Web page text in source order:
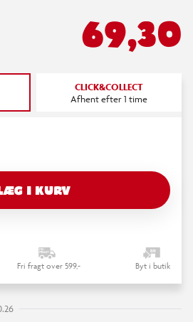
69,30
CLICK&COLLECT
Afhent efter 1 time
I KURV
Fri fragt over 599,- Byt i butik